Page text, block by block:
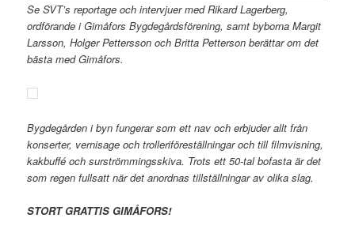
Se SVT’s reportage och intervjuer med Rikard Lagerberg,
ordförande i Gimåfors Bygdegårdsförening, samt byborna Margit
Larsson, Holger Pettersson och Britta Petterson berättar om det
bästa med Gimåfors.
Bygdegården i byn fungerar som ett nav och erbjuder allt från
konserter, vernisage och trolleriföreställningar och till filmvisning,
kakbuffé och surströmmingsskiva. Trots ett 50-tal bofasta är det
som regen fullsatt när det anordnas tillställningar av olika slag.
STORT GRATTIS GIMÅFORS!